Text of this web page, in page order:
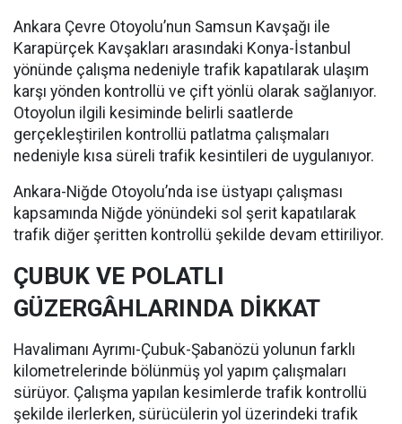
Ankara Çevre Otoyolu’nun Samsun Kavşağı ile
Karapürçek Kavşakları arasındaki Konya-İstanbul
yönünde çalışma nedeniyle trafik kapatılarak ulaşım
karşı yönden kontrollü ve çift yönlü olarak sağlanıyor.
Otoyolun ilgili kesiminde belirli saatlerde
gerçekleştirilen kontrollü patlatma çalışmaları
nedeniyle kısa süreli trafik kesintileri de uygulanıyor.
Ankara-Niğde Otoyolu’nda ise üstyapı çalışması
kapsamında Niğde yönündeki sol şerit kapatılarak
trafik diğer şeritten kontrollü şekilde devam ettiriliyor.
ÇUBUK VE POLATLI
GÜZERGÂHLARINDA DİKKAT
Havalimanı Ayrımı-Çubuk-Şabanözü yolunun farklı
kilometrelerinde bölünmüş yol yapım çalışmaları
sürüyor. Çalışma yapılan kesimlerde trafik kontrollü
şekilde ilerlerken, sürücülerin yol üzerindeki trafik